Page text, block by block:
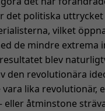
det politiska
vilket
de mindre extrema
blev
den revolutionära
lika revolutionär,
eller åtminstone